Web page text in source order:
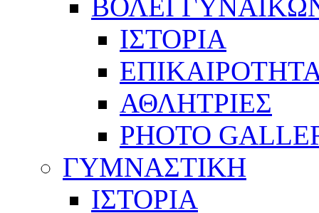
ΒΟΛΕΪ
ΙΣΤΟΡΙΑ
ΑΘΛΗΤΡΙΕΣ
PHOTO
ΓΥΜΝΑΣΤΙΚΗ
ΙΣΤΟΡΙΑ